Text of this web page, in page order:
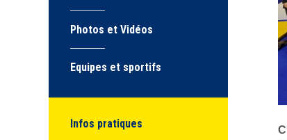
Photos et Vidéos
Equipes et sportifs
Infos pratiques